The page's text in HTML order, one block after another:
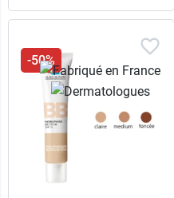
-50%